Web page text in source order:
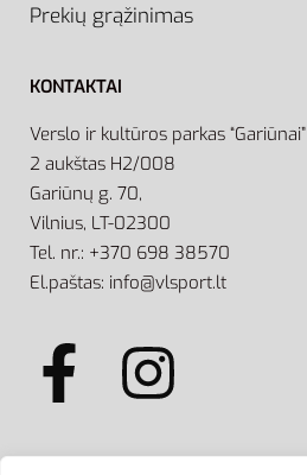
Prekių grąžinimas
KONTAKTAI
Verslo ir kultūros parkas “Gariūnai”
2 aukštas H2/008
Gariūnų g. 70,
Vilnius, LT-02300
Tel. nr.: +370 698 38570
El.paštas: info@vlsport.lt